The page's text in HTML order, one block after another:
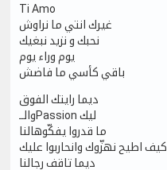
Ti Amo
غيرك انتي ما نراوش
نحبك و نزيد نبغيك
يوم وراء يوم
باقي كأسي ما فاضش
ديما رايتك الفوق
والــPassion ليك
ما قدروا يفكّوهالنا
كيف اطيح نهزّوك وانحاربوا عليك
ديما تاقف رجالنا